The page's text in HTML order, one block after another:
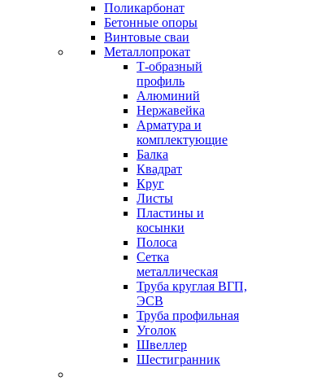
Поликарбонат
Бетонные опоры
Винтовые сваи
Металлопрокат
Т-образный
профиль
Алюминий
Нержавейка
Арматура и
комплектующие
Балка
Квадрат
Круг
Листы
Пластины и
косынки
Полоса
Сетка
металлическая
Труба круглая ВГП,
ЭСВ
Труба профильная
Уголок
Швеллер
Шестигранник